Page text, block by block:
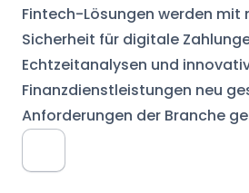
Fintech-Lösungen werden mit
Sicherheit für digitale
Echtzeitanalysen und
Finanzdienstleistungen neu
Anforderungen der Branche